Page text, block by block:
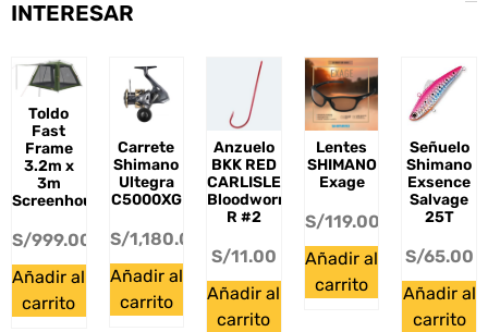
INTERESAR
Toldo
Fast
Frame
3.2m x
3m
Screenhouse
S/999.00
Añadir al
carrito
Carrete
Shimano
Ultegra
C5000XG
S/1,180.00
Añadir al
carrito
Anzuelo
BKK RED
CARLISLE
Bloodworm-
R #2
S/11.00
Añadir al
carrito
Lentes
SHIMANO
Exage
S/119.00
Añadir al
carrito
Señuelo
Shimano
Exsence
Salvage
25T
S/65.00
Añadir al
carrito